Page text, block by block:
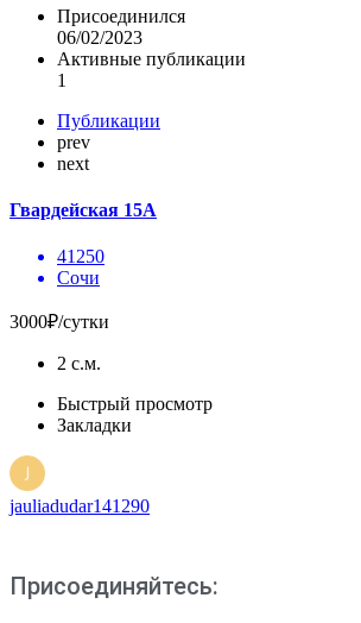
Присоединился
06/02/2023
Активные публикации
1
Публикации
prev
next
Гвардейская 15А
41250
Сочи
3000₽/сутки
2 с.м.
Быстрый просмотр
Закладки
jauliadudar141290
Присоединяйтесь: